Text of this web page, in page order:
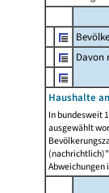
Davon
Haushalte
In bundesweit
ausgewählt
Abweichungen